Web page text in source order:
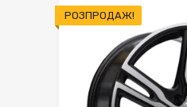
РОЗПРОДАЖ!